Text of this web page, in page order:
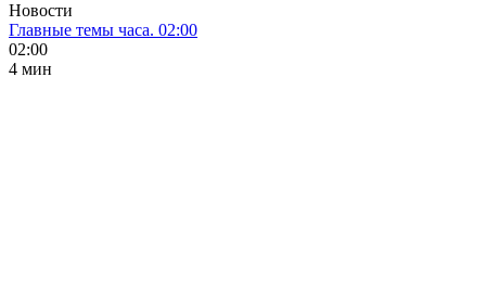
Новости
Главные темы часа. 02:00
02:00
4 мин